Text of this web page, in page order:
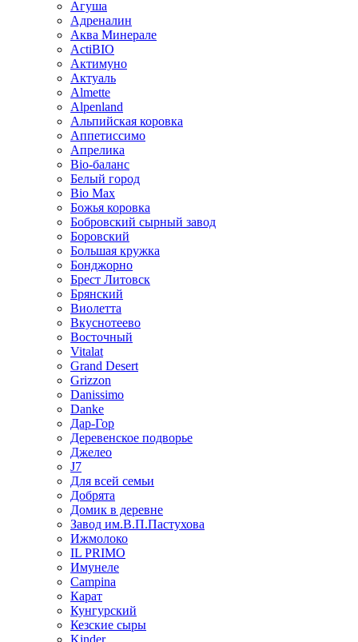
Агуша
Адреналин
Аква Минерале
ActiBIO
Актимуно
Актуаль
Almette
Alpenland
Альпийская коровка
Аппетиссимо
Апрелика
Bio-баланс
Белый город
Bio Max
Божья коровка
Бобровский сырный завод
Боровский
Большая кружка
Бонджорно
Брест Литовск
Брянский
Виолетта
Вкуснотеево
Восточный
Vitalat
Grand Desert
Grizzon
Danissimo
Danke
Дар-Гор
Деревенское подворье
Джелео
J7
Для всей семьи
Добрята
Домик в деревне
Завод им.В.П.Пастухова
Ижмолоко
IL PRIMO
Имунеле
Campina
Карат
Кунгурский
Кезские сыры
Kinder